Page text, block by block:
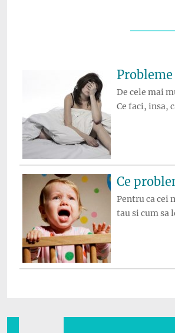
De cele mai
Ce faci, insa,
Ce
Pentru ca cei
tau si cum sa